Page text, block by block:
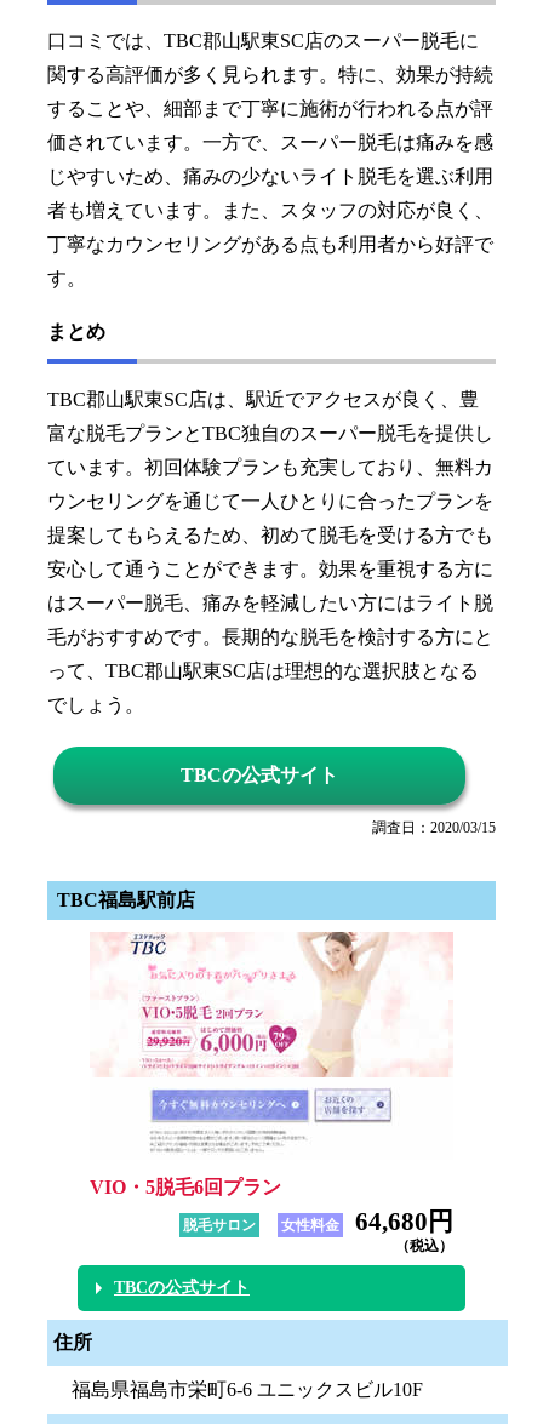
口コミでは、TBC郡山駅東SC店のスーパー脱毛に
関する高評価が多く見られます。特に、効果が持続
することや、細部まで丁寧に施術が行われる点が評
価されています。一方で、スーパー脱毛は痛みを感
じやすいため、痛みの少ないライト脱毛を選ぶ利用
者も増えています。また、スタッフの対応が良く、
丁寧なカウンセリングがある点も利用者から好評で
す。
まとめ
TBC郡山駅東SC店は、駅近でアクセスが良く、豊
富な脱毛プランとTBC独自のスーパー脱毛を提供し
ています。初回体験プランも充実しており、無料カ
ウンセリングを通じて一人ひとりに合ったプランを
提案してもらえるため、初めて脱毛を受ける方でも
安心して通うことができます。効果を重視する方に
はスーパー脱毛、痛みを軽減したい方にはライト脱
毛がおすすめです。長期的な脱毛を検討する方にと
って、TBC郡山駅東SC店は理想的な選択肢となる
でしょう。
TBCの公式サイト
調査日：2020/03/15
TBC福島駅前店
VIO・5脱毛6回プラン
脱毛サロン 女性料金 64,680円
（税込）
TBCの公式サイト
住所
福島県福島市栄町6-6 ユニックスビル10F